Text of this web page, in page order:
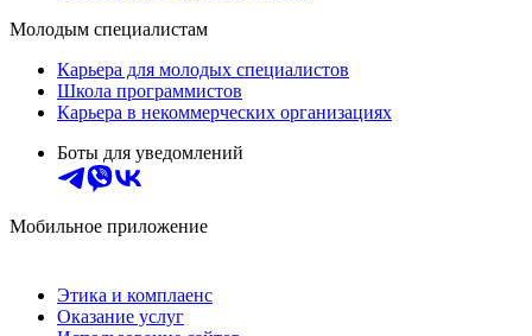
Молодым специалистам
Карьера для молодых специалистов
Школа программистов
Карьера в некоммерческих организациях
Боты для уведомлений
Мобильное приложение
Этика и комплаенс
Оказание услуг